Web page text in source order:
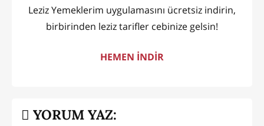
Leziz Yemeklerim uygulamasını ücretsiz indirin,
birbirinden leziz tarifler cebinize gelsin!
HEMEN İNDİR
YORUM YAZ: